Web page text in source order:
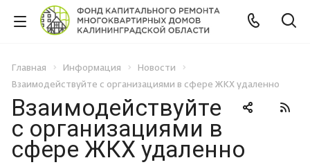
Главная Информация
Новости
Взаимодействуйте с организациями в сфере ЖКХ удаленно
Взаимодействуйте
с организациями в
сфере ЖКХ удаленно